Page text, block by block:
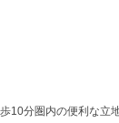
10分圏内の便利な立地